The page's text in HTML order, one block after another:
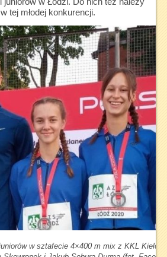
tej młodej konkurencji.
w sztafecie 4×400 m mix z KKL